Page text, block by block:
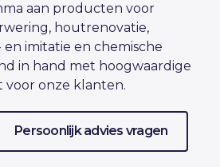
aan producten voor
houtrenovatie,
imitatie en chemische
in hand met hoogwaardige
onze klanten.
Persoonlijk advies vragen